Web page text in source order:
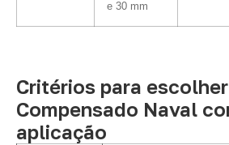
e 30 mm
Critérios para escolher
Compensado Naval
aplicação